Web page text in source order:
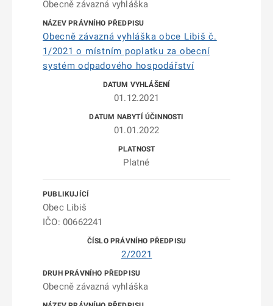
Obecně závazná vyhláška
Obecně závazná vyhláška obce Libiš č.
1/2021 o místním poplatku za obecní
systém odpadového hospodářství
01.12.2021
01.01.2022
Platné
Obec Libiš
IČO: 00662241
2/2021
Obecně závazná vyhláška